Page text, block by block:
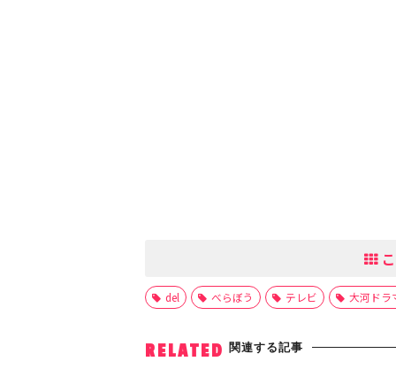
del べらぼう テレビ 大河ドラ
RELATED 関連する記事